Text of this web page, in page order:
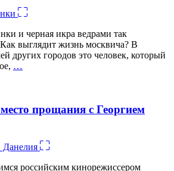
и черная икра ведрами так
выглядит жизнь москвича? В
других городов это человек, который
…
прощания с Георгием
российским кинорежиссером